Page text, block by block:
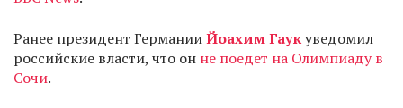
Ранее президент ГерманииЙоахим Гаукуведомил
российские власти, что он не поедет на Олимпиаду в
Сочи.